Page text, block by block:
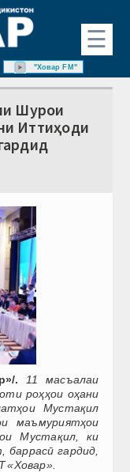
☰
"Ховар FM"
Шурои
Иттиҳоди
.
11 масъалаи
роҳҳои оҳани
Мустақил
маъмуриятҳои
Мустақил, ки
гардид,
«Ховар».